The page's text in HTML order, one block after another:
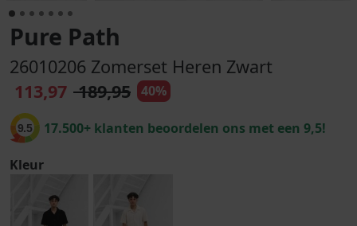
Pure Path
26010206 Zomerset Heren Zwart
113,97 189,95 40%
9.5 17.500+ klanten beoordelen ons met een 9,5!
Kleur